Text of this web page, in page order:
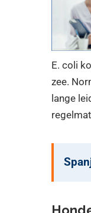
E. coli
zee.
lange